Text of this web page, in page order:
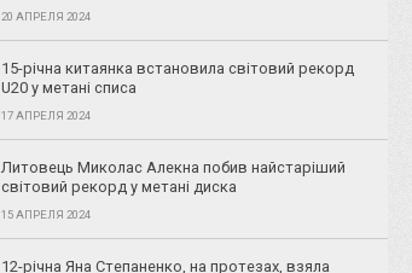
20 АПРЕЛЯ 2024
15-річна китаянка встановила світовий рекорд
U20 у метані списа
17 АПРЕЛЯ 2024
Литовець Миколас Алекна побив найстаріший
світовий рекорд у метані диска
15 АПРЕЛЯ 2024
12-річна Яна Степаненко, на протезах, взяла